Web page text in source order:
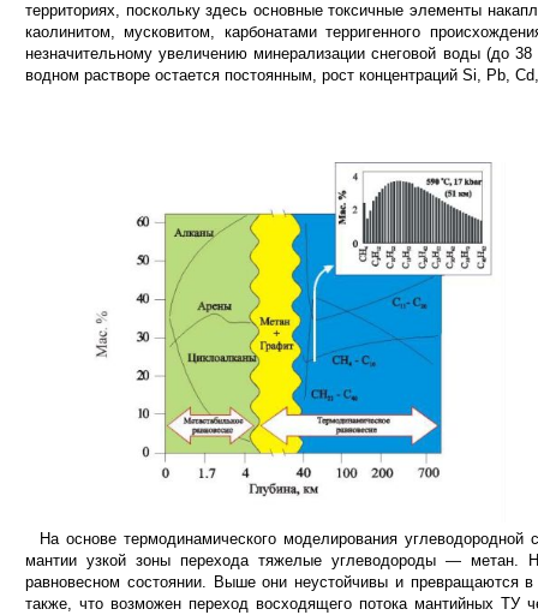
территориях, поскольку здесь основные токсичные элементы
каолинитом, мусковитом, карбонатами терригенного
незначительному увеличению минерализации снеговой воды (до
водном растворе остается постоянным, рост концентраций Si, Pb,
На основе термодинамического моделирования
мантии узкой зоны перехода тяжелые углеводороды — метан.
равновесном состоянии. Выше они неустойчивы и превращаются
также, что возможен переход восходящего потока мантийных ТУ